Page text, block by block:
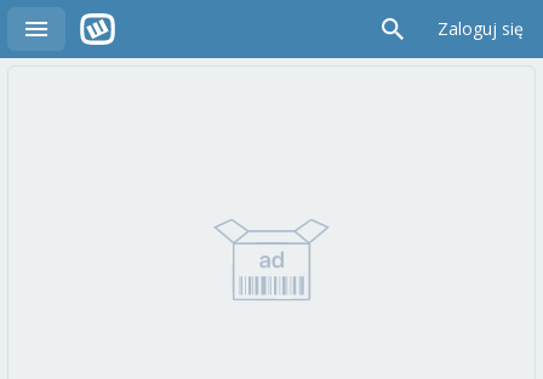
Zaloguj się